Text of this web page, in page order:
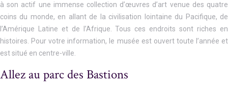
à son actif une immense collection d’œuvres d’art venue des quatre
coins du monde, en allant de la civilisation lointaine du Pacifique, de
l’Amérique Latine et de l’Afrique. Tous ces endroits sont riches en
histoires. Pour votre information, le musée est ouvert toute l’année et
est situé en centre-ville.
Allez au parc des Bastions